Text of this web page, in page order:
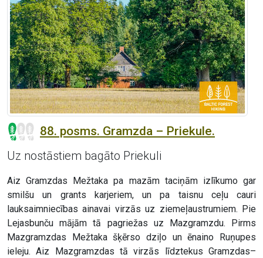
88. posms. Gramzda – Priekule.
Uz nostāstiem bagāto Priekuli
Aiz Gramzdas Mežtaka pa mazām taciņām izlīkumo gar
smilšu un grants karjeriem, un pa taisnu ceļu cauri
lauksaimniecības ainavai virzās uz ziemeļaustrumiem. Pie
Lejasbunču mājām tā pagriežas uz Mazgramzdu. Pirms
Mazgramzdas Mežtaka šķērso dziļo un ēnaino Ruņupes
ieleju. Aiz Mazgramzdas tā virzās līdztekus Gramzdas–